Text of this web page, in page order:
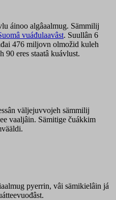
áinoo algâaalmug. Sämmilij
vuáđulaavâst. Suullân 6
476 miljovn olmožid kuleh
90 eres staatâ kuávlust.
väljejuvvojeh sämmilij
vaaljâin. Sämitige čuákkim
pyerrin, vâi sämikielâin já